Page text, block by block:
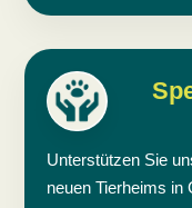
Unterstützen Sie
neuen Tierheims in